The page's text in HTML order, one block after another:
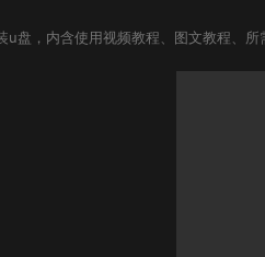
u盘，内含使用视频教程、图文教程、